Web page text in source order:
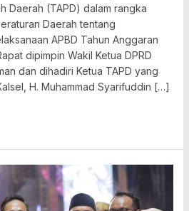
Daerah (TAPD) dalam rangka
Daerah tentang
APBD Tahun Anggaran
dipimpin Wakil Ketua DPRD
dan dihadiri Ketua TAPD yang
H. Muhammad Syarifuddin […]